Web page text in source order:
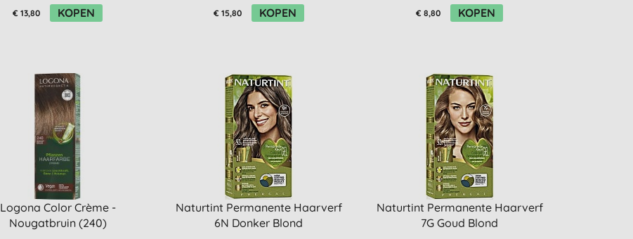
€ 13,80 KOPEN € 15,80 KOPEN € 8,80 KOPEN
Logona Color Crème -
Nougatbruin (240)
Naturtint Permanente Haarverf
6N Donker Blond
Naturtint Permanente Haarverf
7G Goud Blond